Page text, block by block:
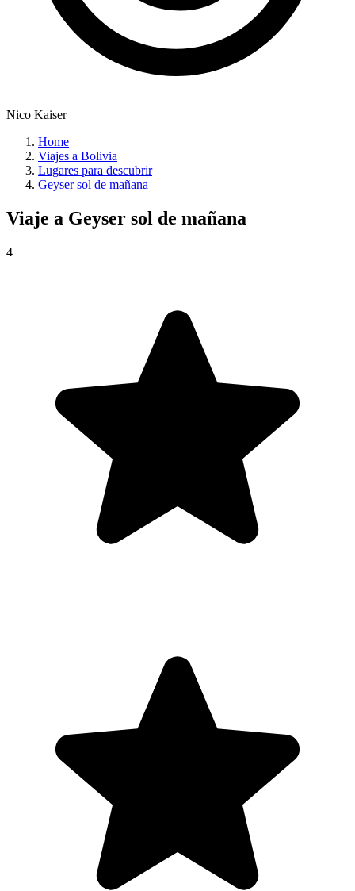
Nico Kaiser
Home
Viajes a Bolivia
Lugares para descubrir
Geyser sol de mañana
Viaje a Geyser sol de mañana
4